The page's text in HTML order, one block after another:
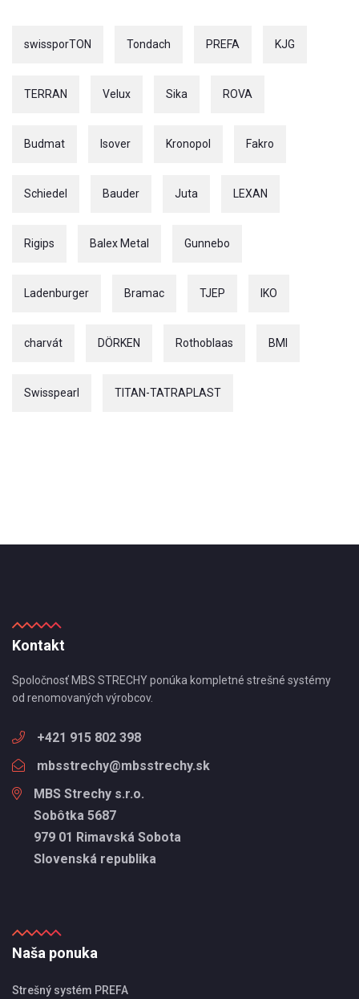
swissporTON Tondach PREFA KJG
TERRAN Velux Sika ROVA
Budmat Isover Kronopol Fakro
Schiedel Bauder Juta LEXAN
Rigips Balex Metal Gunnebo
Ladenburger Bramac TJEP IKO
charvát DÖRKEN Rothoblaas BMI
Swisspearl TITAN-TATRAPLAST
Kontakt
Spoločnosť MBS STRECHY ponúka kompletné strešné systémy
od renomovaných výrobcov.
+421 915 802 398
mbsstrechy@mbsstrechy.sk
MBS Strechy s.r.o.
Sobôtka 5687
979 01 Rimavská Sobota
Slovenská republika
Naša ponuka
Strešný systém PREFA